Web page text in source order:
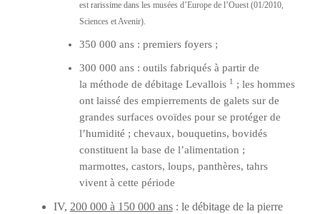
est rarissime dans les musées d’Europe de l’Ouest (01/2010,
Sciences et Avenir).
350 000 ans : premiers foyers ;
300 000 ans : outils fabriqués à partir de
la méthode de débitage Levallois 1 ; les hommes
ont laissé des empierrements de galets sur de
grandes surfaces ovoïdes pour se protéger de
l’humidité ; chevaux, bouquetins, bovidés
constituent la base de l’alimentation ;
marmottes, castors, loups, panthères, tahrs
vivent à cette période
IV, 200 000 à 150 000 ans: le débitage de la pierre